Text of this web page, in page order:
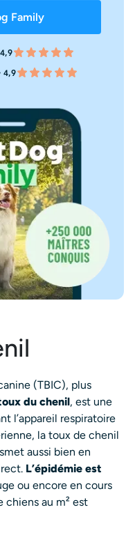
Family
4,9
(TBIC), plus
du chenil, est une
l’appareil respiratoire
la toux de chenil
aussi bien en
L’épidémie est
ou encore en cours
chiens au m² est